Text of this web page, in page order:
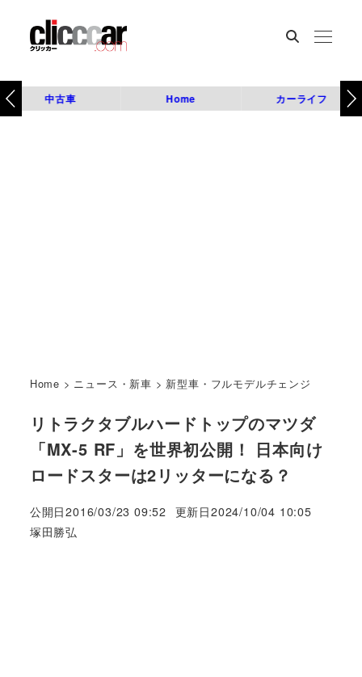
中古車 Home カーライフ
Home > ニュース・新車 > 新型車・フルモデルチェンジ
リトラクタブルハードトップのマツダ
「MX-5 RF」を世界初公開！ 日本向け
ロードスターは2リッターになる？
公開日2016/03/23 09:52 更新日2024/10/04 10:05
著
塚田勝弘